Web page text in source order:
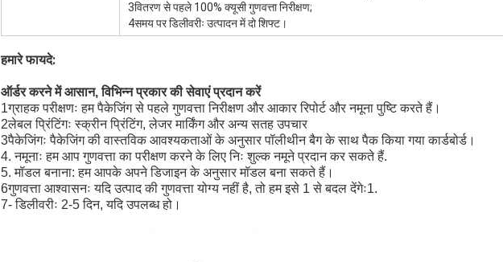
3वितरण से पहले 100% क्यूसी गुणवत्ता निरीक्षण;
4समय पर डिलीवरीः उत्पादन में दो शिफ्ट।
हमारे फायदे:
ऑर्डर करने में आसान, विभिन्न प्रकार की सेवाएं प्रदान करें
1ग्राहक परीक्षणः हम पैकेजिंग से पहले गुणवत्ता निरीक्षण और आकार रिपोर्ट और नमूना पुष्टि करते हैं।
2लेबल प्रिंटिंगः स्क्रीन प्रिंटिंग, लेजर मार्किंग और अन्य सतह उपचार
3पैकेजिंगः पैकेजिंग की वास्तविक आवश्यकताओं के अनुसार पॉलीथीन बैग के साथ पैक किया गया कार्डबोर्ड।
4. नमूनाः हम आप गुणवत्ता का परीक्षण करने के लिए निः शुल्क नमूने प्रदान कर सकते हैं.
5. मॉडल बनाना: हम आपके अपने डिजाइन के अनुसार मॉडल बना सकते हैं।
6गुणवत्ता आश्वासनः यदि उत्पाद की गुणवत्ता योग्य नहीं है, तो हम इसे 1 से बदल देंगेः1.
7- डिलीवरीः 2-5 दिन, यदि उपलब्ध हो।